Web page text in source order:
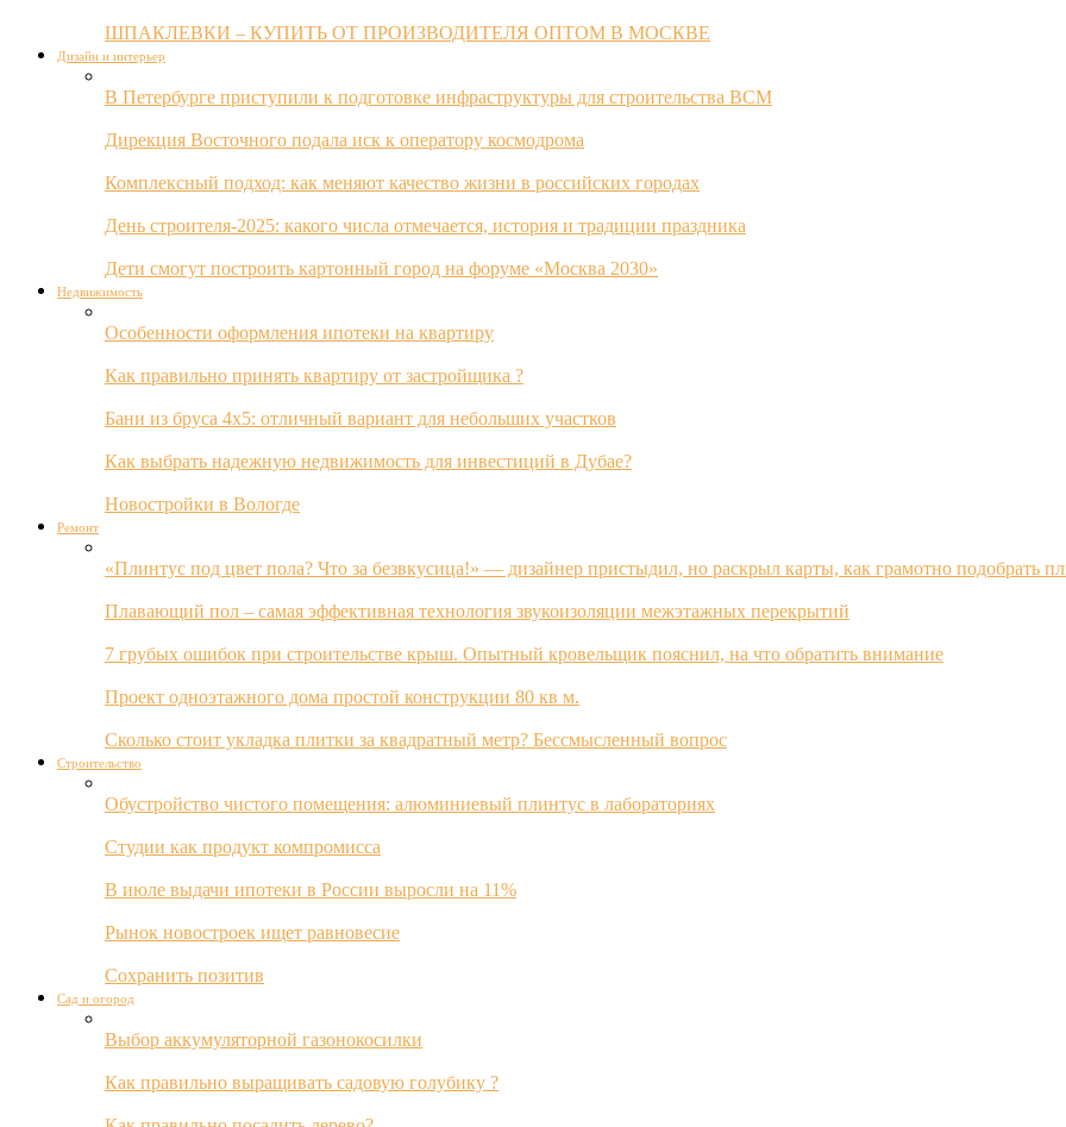
ШПАКЛЕВКИ – КУПИТЬ ОТ ПРОИЗВОДИТЕЛЯ ОПТОМ В МОСКВЕ
Дизайн и интерьер
В Петербурге приступили к подготовке инфраструктуры для строительства ВСМ
Дирекция Восточного подала иск к оператору космодрома
Комплексный подход: как меняют качество жизни в российских городах
День строителя-2025: какого числа отмечается, история и традиции праздника
Дети смогут построить картонный город на форуме «Москва 2030»
Недвижимость
Особенности оформления ипотеки на квартиру
Как правильно принять квартиру от застройщика ?
Бани из бруса 4х5: отличный вариант для небольших участков
Как выбрать надежную недвижимость для инвестиций в Дубае?
Новостройки в Вологде
Ремонт
«Плинтус под цвет пола? Что за безвкусица!» — дизайнер пристыдил, но раскрыл карты, как грамотно подобрать
Плавающий пол – самая эффективная технология звукоизоляции межэтажных перекрытий
7 грубых ошибок при строительстве крыш. Опытный кровельщик пояснил, на что обратить внимание
Проект одноэтажного дома простой конструкции 80 кв м.
Сколько стоит укладка плитки за квадратный метр? Бессмысленный вопрос
Строительство
Обустройство чистого помещения: алюминиевый плинтус в лабораториях
Студии как продукт компромисса
В июле выдачи ипотеки в России выросли на 11%
Рынок новостроек ищет равновесие
Сохранить позитив
Сад и огород
Выбор аккумуляторной газонокосилки
Как правильно выращивать садовую голубику ?